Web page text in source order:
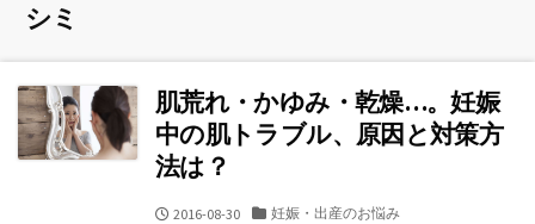
プ
シミ
肌荒れ・かゆみ・乾燥…。妊娠
中の肌トラブル、原因と対策方
法は？
公
2016-08-30
カ
妊娠・出産のお悩み